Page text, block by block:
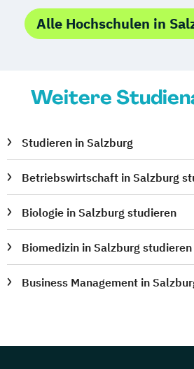
Alle Hochschulen in
Weitere
Studieren in Salzburg
Betriebswirtschaft in Salzburg
Biologie in Salzburg studieren
Biomedizin in Salzburg studieren
Business Management in